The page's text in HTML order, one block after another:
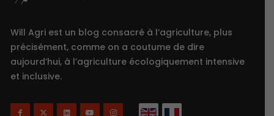
Will Agri est un blog consacré à l’agriculture, plus
précisément, comme on a coutume de dire
aujourd’hui, à l’agriculture écologiquement intensive
et inclusive.